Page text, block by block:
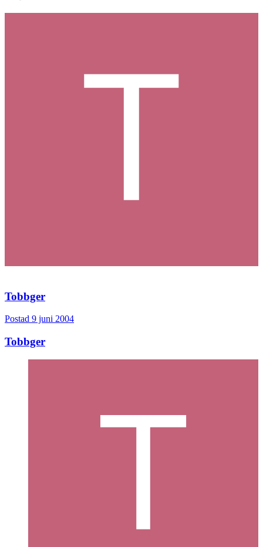
Tobbger
Postad 9 juni 2004
Tobbger